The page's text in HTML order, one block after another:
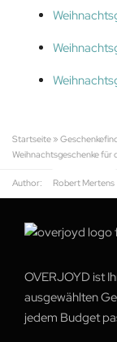
Startseite »
Weihnachtsgeschenke für
Author: Robert Mertens
OVERJOYD ist
ausgewählten
jedem Budget